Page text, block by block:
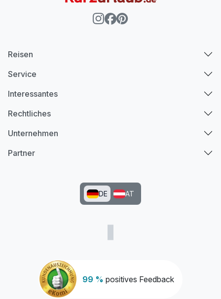
99 % positives Feedback
Reisen
Service
Interessantes
Rechtliches
Unternehmen
Partner
DE AT